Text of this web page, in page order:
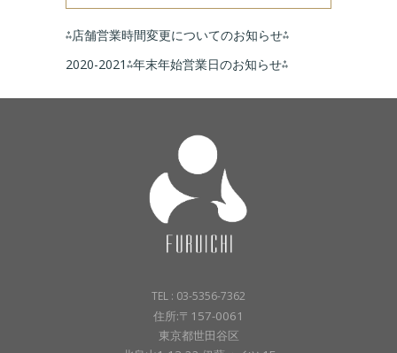
⁂店舗営業時間変更についてのお知らせ⁂
2020-2021⁂年末年始営業日のお知らせ⁂
TEL : 03-5356-7362
住所:〒157-0061
東京都世田谷区